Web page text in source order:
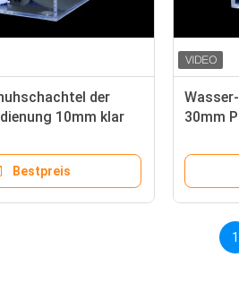
der
10mm klar
Bestpreis
30mm
1